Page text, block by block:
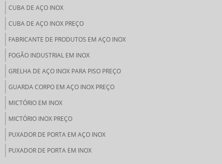
CUBA DE AÇO INOX
CUBA DE AÇO INOX PREÇO
FABRICANTE DE PRODUTOS EM AÇO INOX
FOGÃO INDUSTRIAL EM INOX
GRELHA DE AÇO INOX PARA PISO PREÇO
GUARDA CORPO EM AÇO INOX PREÇO
MICTÓRIO EM INOX
MICTÓRIO INOX PREÇO
PUXADOR DE PORTA EM AÇO INOX
PUXADOR DE PORTA EM INOX